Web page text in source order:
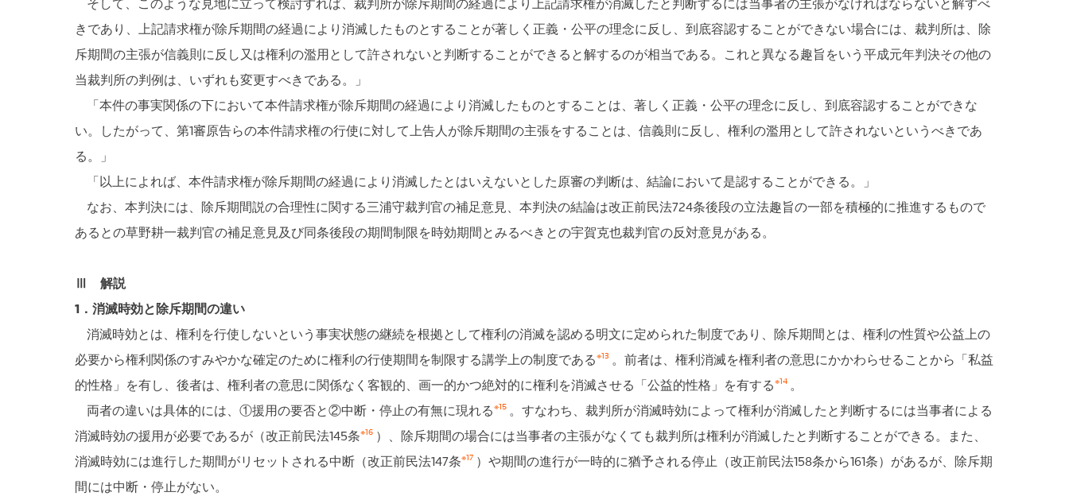
そして、このような見地に立って検討すれば、裁判所が除斥期間の経過により上記請求権が消滅したと判断するには当事者の主張がなければならないと解すべ
きであり、上記請求権が除斥期間の経過により消滅したものとすることが著しく正義・公平の理念に反し、到底容認することができない場合には、裁判所は、除
斥期間の主張が信義則に反し又は権利の濫用として許されないと判断することができると解するのが相当である。これと異なる趣旨をいう平成元年判決その他の
当裁判所の判例は、いずれも変更すべきである。」
「本件の事実関係の下において本件請求権が除斥期間の経過により消滅したものとすることは、著しく正義・公平の理念に反し、到底容認することができな
い。したがって、第1審原告らの本件請求権の行使に対して上告人が除斥期間の主張をすることは、信義則に反し、権利の濫用として許されないというべきであ
る。」
「以上によれば、本件請求権が除斥期間の経過により消滅したとはいえないとした原審の判断は、結論において是認することができる。」
なお、本判決には、除斥期間説の合理性に関する三浦守裁判官の補足意見、本判決の結論は改正前民法724条後段の立法趣旨の一部を積極的に推進するもので
あるとの草野耕一裁判官の補足意見及び同条後段の期間制限を時効期間とみるべきとの宇賀克也裁判官の反対意見がある。
Ⅲ 解説
1．消滅時効と除斥期間の違い
消滅時効とは、権利を行使しないという事実状態の継続を根拠として権利の消滅を認める明文に定められた制度であり、除斥期間とは、権利の性質や公益上の
必要から権利関係のすみやかな確定のために権利の行使期間を制限する講学上の制度である※13 。前者は、権利消滅を権利者の意思にかかわらせることから「私益
的性格」を有し、後者は、権利者の意思に関係なく客観的、画一的かつ絶対的に権利を消滅させる「公益的性格」を有する※14 。
両者の違いは具体的には、①援用の要否と②中断・停止の有無に現れる※15 。すなわち、裁判所が消滅時効によって権利が消滅したと判断するには当事者による
消滅時効の援用が必要であるが（改正前民法145条※16 ）、除斥期間の場合には当事者の主張がなくても裁判所は権利が消滅したと判断することができる。また、
消滅時効には進行した期間がリセットされる中断（改正前民法147条※17 ）や期間の進行が一時的に猶予される停止（改正前民法158条から161条）があるが、除斥期
間には中断・停止がない。